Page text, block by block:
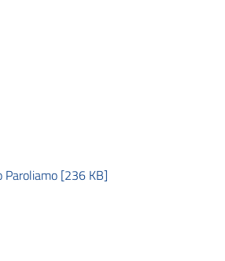
Paroliamo [236 KB]